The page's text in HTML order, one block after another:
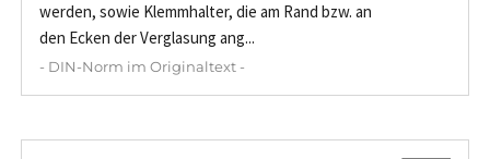
werden, sowie Klemmhalter, die am Rand bzw. an
den Ecken der Verglasung ang...
- DIN-Norm im Originaltext -